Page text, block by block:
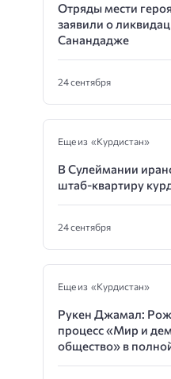
Отряды мести
заявили о
Санандадже
24 сентября
Еще из «Курдистан»
В Сулеймании
штаб-квартиру
24 сентября
Еще из «Курдистан»
Рукен Джамал:
процесс «Мир и
общество» в